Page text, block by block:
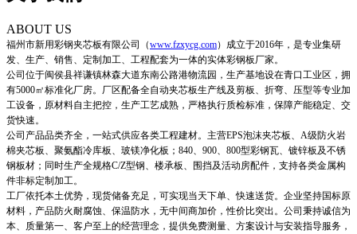
ABOUT US
福州市新用彩钢夹芯板有限公司 （www.fzxycg.com） 成立于2016年，是专业集研
发、生产、销售、定制加工、工程配套为一体的实体彩钢板厂家。
公司位于闽侯县祥谦镇林森大道东南公路港物流园，生产基地设在青口工业区，拥
有5000㎡标准化厂房。厂区配备全自动夹芯板生产线及剪板、折弯、压型等专业加
工设备，原材料自主把控，生产工艺成熟，严格执行质检标准，保障产能稳定、交
货快速。
公司产品品类齐全，一站式供应各类工程建材。主营EPS泡沫夹芯板、A级防火岩
棉夹芯板、聚氨酯冷库板、玻镁净化板；840、900、800型彩钢瓦、镀锌板及不锈
钢板材；同时生产全规格C/Z型钢、楼承板、围挡及活动房配件，支持各类金属构
件非标定制加工。
工厂依托本土优势，现货储备充足，可实现当天下单、快速送货。企业坚持国标原
材料，产品防火耐腐蚀、保温防水，无中间商加价，性价比突出。公司秉持诚信为
本、质量第一、客户至上的经营理念，提供免费测量、方案设计与安装指导服务，